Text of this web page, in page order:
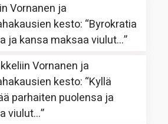
Vornanen ja
kesto: “Byrokratia
ja kansa maksaa viulut…”
Vornanen ja
kesto: “Kyllä
parhaiten puolensa ja
viulut…”